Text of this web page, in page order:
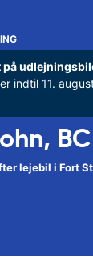
på
indtil 11.
lejebil i Fort